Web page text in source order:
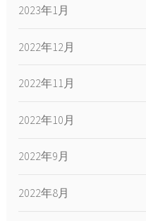
2023年1月
2022年12月
2022年11月
2022年10月
2022年9月
2022年8月